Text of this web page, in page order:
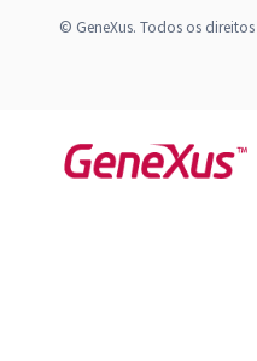
© GeneXus. Todos os